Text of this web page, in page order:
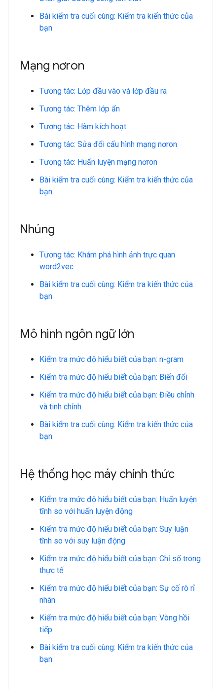
Bài kiểm tra cuối cùng: Kiểm tra kiến thức của
bạn
Mạng nơron
Tương tác: Lớp đầu vào và lớp đầu ra
Tương tác: Thêm lớp ẩn
Tương tác: Hàm kích hoạt
Tương tác: Sửa đổi cấu hình mạng nơron
Tương tác: Huấn luyện mạng nơron
Bài kiểm tra cuối cùng: Kiểm tra kiến thức của
bạn
Nhúng
Tương tác: Khám phá hình ảnh trực quan
word2vec
Bài kiểm tra cuối cùng: Kiểm tra kiến thức của
bạn
Mô hình ngôn ngữ lớn
Kiểm tra mức độ hiểu biết của bạn: n-gram
Kiểm tra mức độ hiểu biết của bạn: Biến đổi
Kiểm tra mức độ hiểu biết của bạn: Điều chỉnh
và tinh chỉnh
Bài kiểm tra cuối cùng: Kiểm tra kiến thức của
bạn
Hệ thống học máy chính thức
Kiểm tra mức độ hiểu biết của bạn: Huấn luyện
tĩnh so với huấn luyện động
Kiểm tra mức độ hiểu biết của bạn: Suy luận
tĩnh so với suy luận động
Kiểm tra mức độ hiểu biết của bạn: Chỉ số trong
thực tế
Kiểm tra mức độ hiểu biết của bạn: Sự cố rò rỉ
nhãn
Kiểm tra mức độ hiểu biết của bạn: Vòng hồi
tiếp
Bài kiểm tra cuối cùng: Kiểm tra kiến thức của
bạn